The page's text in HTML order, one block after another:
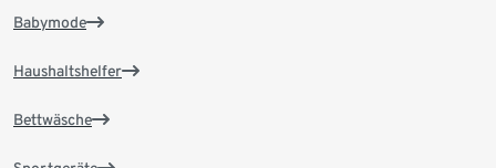
Babymode
Haushaltshelfer
Bettwäsche